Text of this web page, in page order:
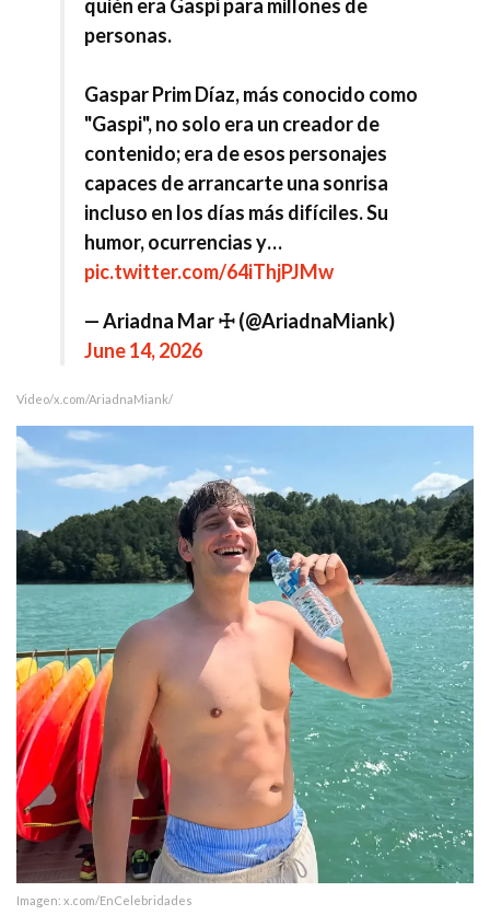
quién era Gaspi para millones de
personas.
Gaspar Prim Díaz, más conocido como
"Gaspi", no solo era un creador de
contenido; era de esos personajes
capaces de arrancarte una sonrisa
incluso en los días más difíciles. Su
humor, ocurrencias y…
pic.twitter.com/64iThjPJMw
— Ariadna Mar ☩ (@AriadnaMiank)
June 14, 2026
Video/x.com/AriadnaMiank/
Imagen: x.com/EnCelebridades